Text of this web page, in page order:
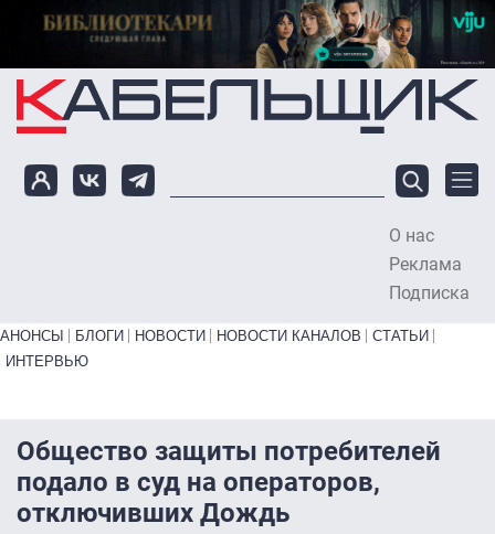
Перейти к основному содержанию
О нас
Реклама
Подписка
Primary links bottom
АНОНСЫ БЛОГИ НОВОСТИ НОВОСТИ КАНАЛОВ
СТАТЬИ
ИНТЕРВЬЮ
Общество защиты потребителей
подало в суд на операторов,
отключивших Дождь